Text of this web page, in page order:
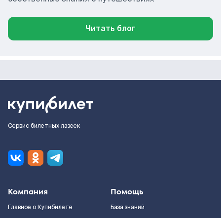
Читать блог
Сервис билетных лазеек
Компания
Главное о Купибилете
Помощь
База знаний